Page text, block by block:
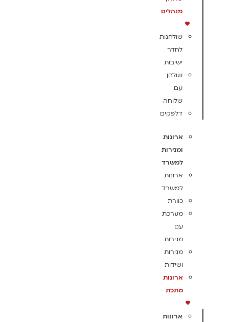
מנהלים
שולחנות
לחדר
ישיבות
שולחן
עם
שלוחה
דלפקים
ארונות
ומגירות
למשרד
ארונות
למשרד
כוורת
מערכת
עם
מגירות
מגירות
ושידות
ארונות
מתכת
ארונות